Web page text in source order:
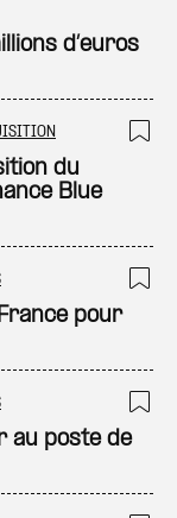
d’euros
du
Blue
pour
au poste de